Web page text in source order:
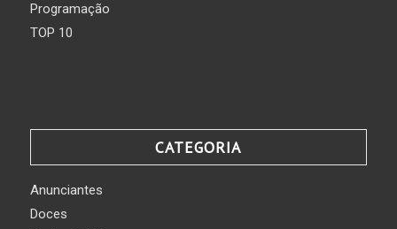
Programação
TOP 10
CATEGORIA
Anunciantes
Doces